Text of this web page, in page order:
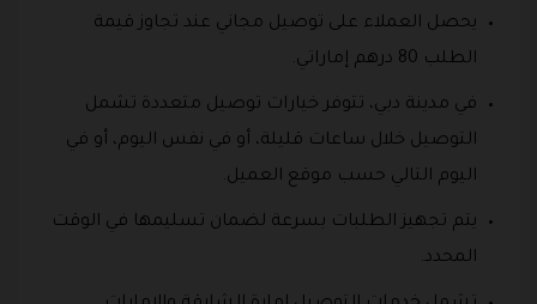
يحصل العملاء على توصيل مجاني عند تجاوز قيمة
الطلب 80 درهم إماراتي.
في مدينة دبي، تتوفر خيارات توصيل متعددة تشمل
التوصيل خلال ساعات قليلة، أو في نفس اليوم، أو في
اليوم التالي حسب موقع العميل.
يتم تجهيز الطلبات بسرعة لضمان تسليمها في الوقت
المحدد.